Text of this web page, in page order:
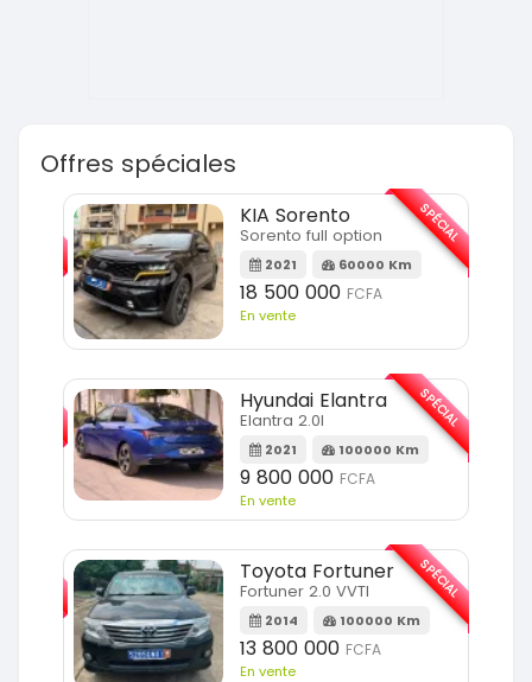
Offres spéciales
KIA Sorento
Sorento full option
2021 60000 Km
18 500 000 FCFA
En vente
SPÉCIAL
Hyundai Elantra
Elantra 2.0l
2021 100000 Km
9 800 000 FCFA
En vente
SPÉCIAL
Toyota Fortuner
Fortuner 2.0 VVTI
2014 100000 Km
13 800 000 FCFA
En vente
SPÉCIAL